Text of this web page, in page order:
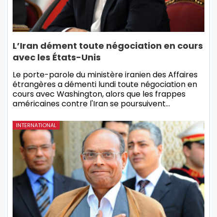
L’Iran dément toute négociation en cours
avec les États-Unis
Le porte-parole du ministère iranien des Affaires
étrangères a démenti lundi toute négociation en
cours avec Washington, alors que les frappes
américaines contre l'Iran se poursuivent…
INTERNATIONAL